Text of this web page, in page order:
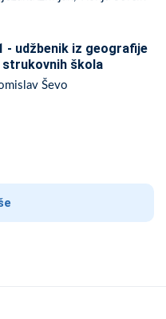
- udžbenik iz geografije
škola
Ševo